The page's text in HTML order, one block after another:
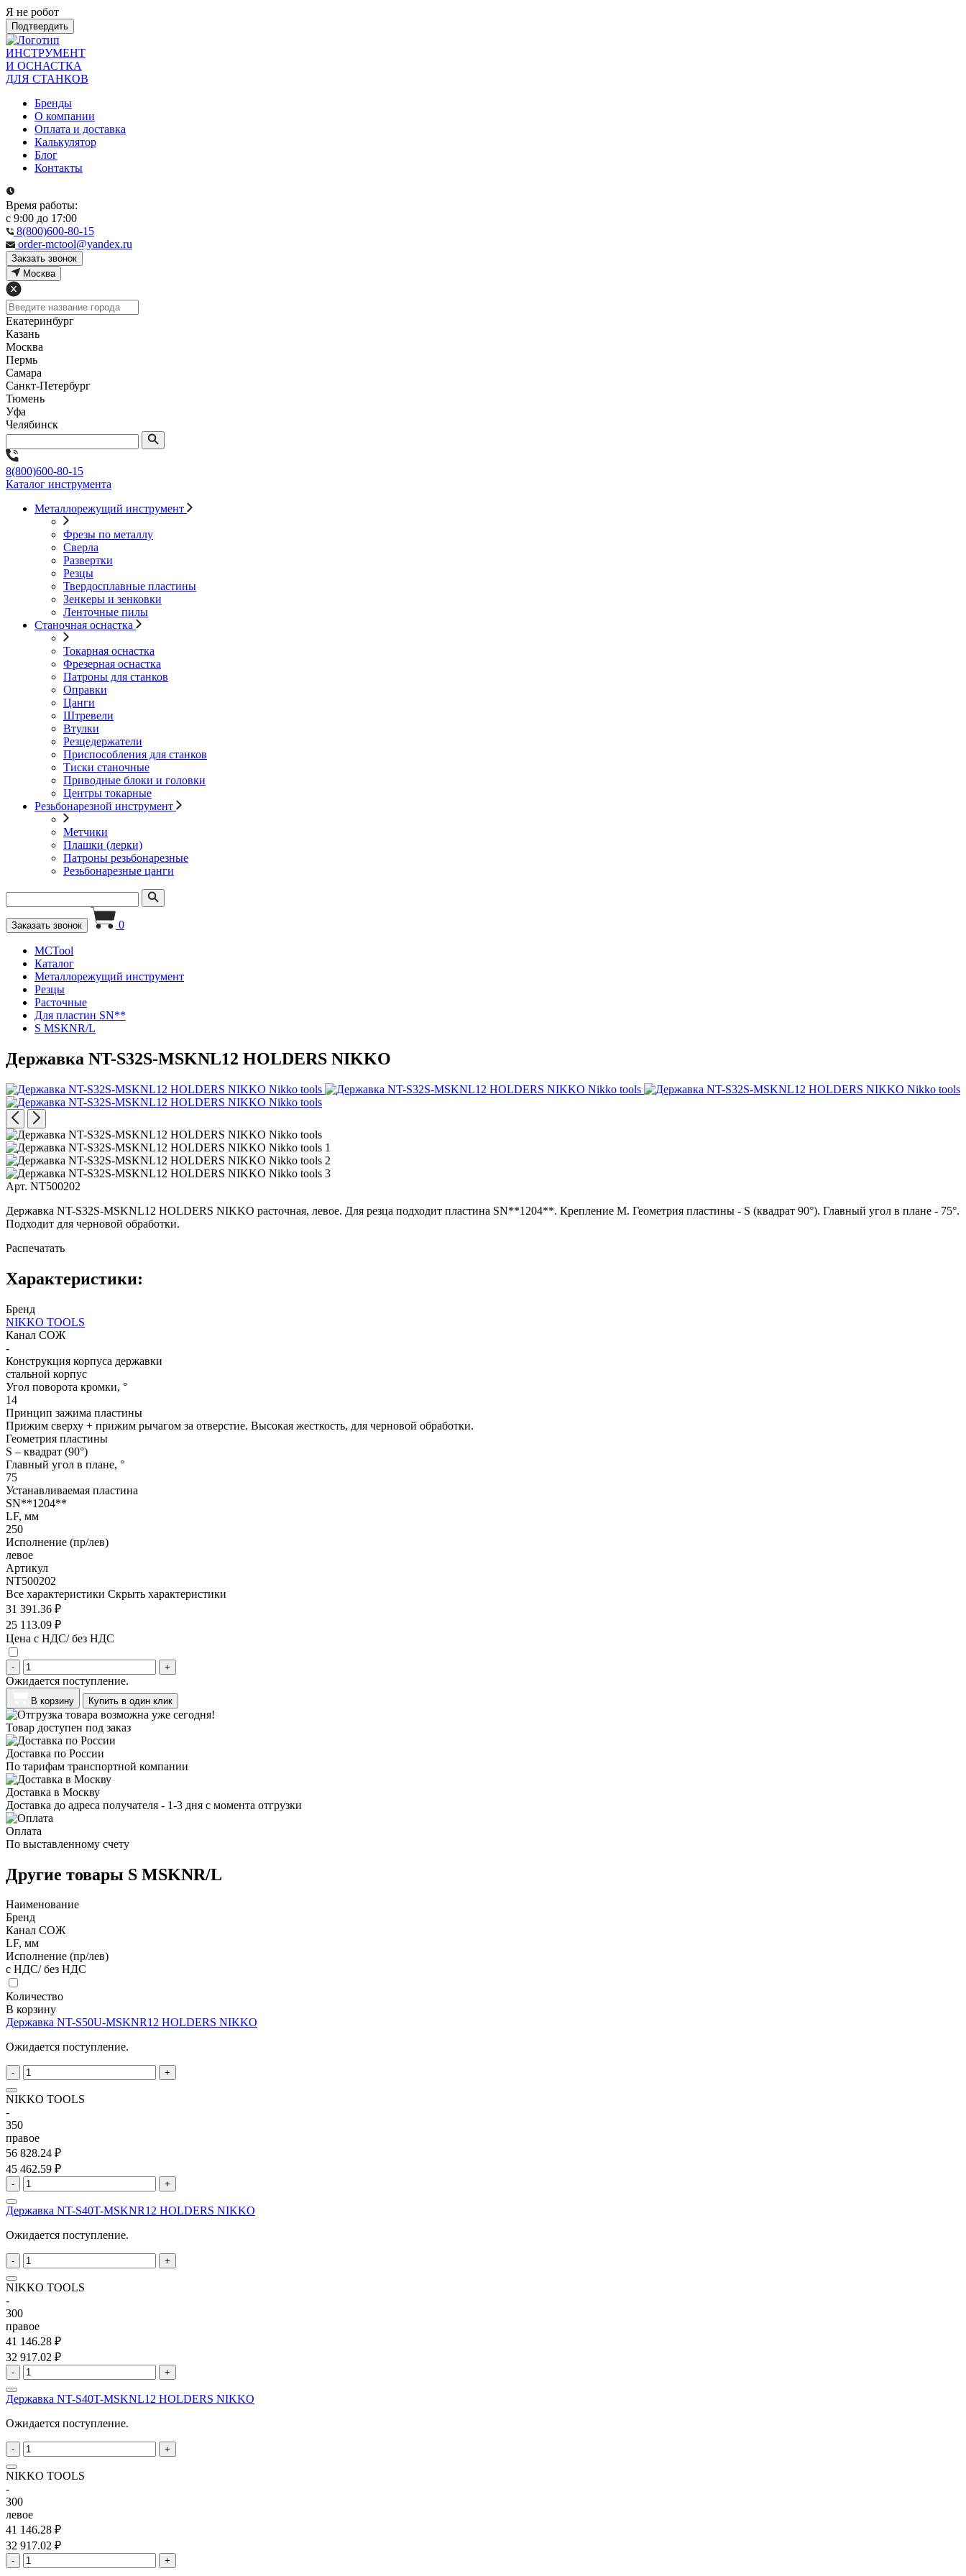
Я не робот
Подтвердить
ИНСТРУМЕНТ
И ОСНАСТКА
ДЛЯ СТАНКОВ
Бренды
О компании
Оплата и доставка
Калькулятор
Блог
Контакты
Время работы:
с 9:00 до 17:00
8(800)600-80-15
order-mctool@yandex.ru
Закзать звонок
Москва
Екатеринбург
Казань
Москва
Пермь
Самара
Санкт-Петербург
Тюмень
Уфа
Челябинск
8(800)600-80-15
Каталог инструмента
Металлорежущий инструмент
Фрезы по металлу
Сверла
Развертки
Резцы
Твердосплавные пластины
Зенкеры и зенковки
Ленточные пилы
Станочная оснастка
Токарная оснастка
Фрезерная оснастка
Патроны для станков
Оправки
Цанги
Штревели
Втулки
Резцедержатели
Приспособления для станков
Тиски станочные
Приводные блоки и головки
Центры токарные
Резьбонарезной инструмент
Метчики
Плашки (лерки)
Патроны резьбонарезные
Резьбонарезные цанги
Заказать звонок 0
MCTool
Каталог
Металлорежущий инструмент
Резцы
Расточные
Для пластин SN**
S MSKNR/L
Державка NT-S32S-MSKNL12 HOLDERS NIKKO
Арт. NT500202
Державка NT-S32S-MSKNL12 HOLDERS NIKKO расточная, левое. Для резца подходит пластина SN**1204**. Крепление M. Геометрия пластины - S (квадрат 90°). Главный угол в плане - 75°.
Подходит для черновой обработки.
Распечатать
Характеристики:
Бренд
NIKKO TOOLS
Канал СОЖ
-
Конструкция корпуса державки
стальной корпус
Угол поворота кромки, °
14
Принцип зажима пластины
Прижим сверху + прижим рычагом за отверстие. Высокая жесткость, для черновой обработки.
Геометрия пластины
S – квадрат (90°)
Главный угол в плане, °
75
Устанавливаемая пластина
SN**1204**
LF, мм
250
Исполнение (пр/лев)
левое
Артикул
NT500202
Все характеристики Скрыть характеристики
31 391.36 ₽
25 113.09 ₽
Цена с НДС/ без НДС
- +
Ожидается поступление.
В корзину Купить в один клик
Товар доступен под заказ
Доставка по России
По тарифам транспортной компании
Доставка в Москву
Доставка до адреса получателя - 1-3 дня с момента отгрузки
Оплата
По выставленному счету
Другие товары S MSKNR/L
Наименование
Бренд
Канал СОЖ
LF, мм
Исполнение (пр/лев)
с НДС/ без НДС
Количество
В корзину
Державка NT-S50U-MSKNR12 HOLDERS NIKKO
Ожидается поступление.
- +
NIKKO TOOLS
-
350
правое
56 828.24 ₽
45 462.59 ₽
- +
Державка NT-S40T-MSKNR12 HOLDERS NIKKO
Ожидается поступление.
- +
NIKKO TOOLS
-
300
правое
41 146.28 ₽
32 917.02 ₽
- +
Державка NT-S40T-MSKNL12 HOLDERS NIKKO
Ожидается поступление.
- +
NIKKO TOOLS
-
300
левое
41 146.28 ₽
32 917.02 ₽
- +